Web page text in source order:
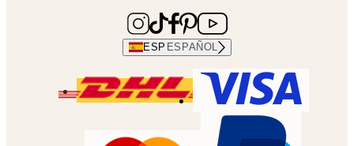
ESP ESPAÑOL